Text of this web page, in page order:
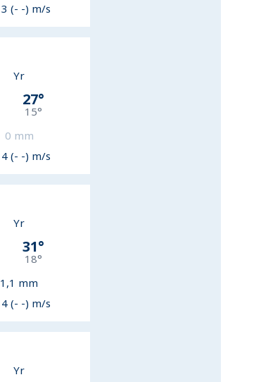
3 (- -) m/s
Yr
27°
15°
0 mm
4 (- -) m/s
Yr
31°
18°
1,1 mm
4 (- -) m/s
Yr